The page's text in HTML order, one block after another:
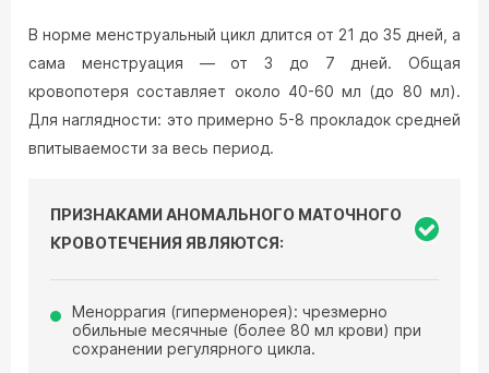
В норме менструальный цикл длится от 21 до 35 дней, а
сама менструация — от 3 до 7 дней. Общая
кровопотеря составляет около 40-60 мл (до 80 мл).
Для наглядности: это примерно 5-8 прокладок средней
впитываемости за весь период.
ПРИЗНАКАМИ АНОМАЛЬНОГО МАТОЧНОГО
КРОВОТЕЧЕНИЯ ЯВЛЯЮТСЯ:
Меноррагия (гиперменорея): чрезмерно
обильные месячные (более 80 мл крови) при
сохранении регулярного цикла.